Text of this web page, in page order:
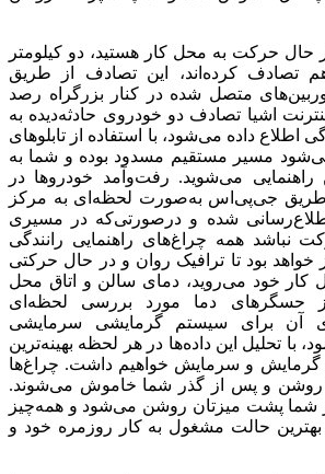
حال حرکت به محل کار هستید، دو کیلومتر
تصادف کرده‌اند، این تصادف از طریق
متصل شده در کنار بزرگراه رصد
اشیا تصادف دو خودروی حادثه‌‌دیده به
اطلاع داده‌ می‌شود، با استفاده از تابلوهای
می‌شود مسیر مستقیم مسدود بوده و شما به
می‌شوید. رفت‌وآمد خودرو‌ها در
طریق جی‌پی‌اس به‌صورت لحظه‌ای به مرکز
اطلاع‌رسانی شده و درصورتی‌که در مسیری
نباشد همه چراغ‌های راهنمایی رانندگی
بود تا ترافیک روان و در حال حرکتی
کار خود می‌روید، دمای سالن و اتاق محل
از حسگرهای دما مورد بررسی لحظه‌ای
آن برای سیستم گرمایشی سرمایشی
با تحلیل این داده‌ها در هر لحظه بهینه‌ترین
و سرمایش خواهیم داشت. چراغ‌ها
و پس از گذر شما خاموش می‌شوند.
شما پشت میزتان روشن می‌شود و همه‌چیز
بهترین حالت مشغول به کار روزمره خود و